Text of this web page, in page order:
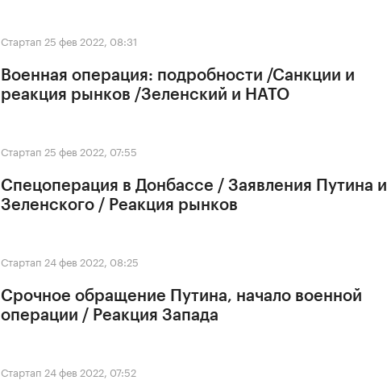
Стартап 25 фев 2022, 08:31
Военная операция: подробности /Санкции и
реакция рынков /Зеленский и НАТО
Стартап 25 фев 2022, 07:55
Спецоперация в Донбассе / Заявления Путина и
Зеленского / Реакция рынков
Стартап 24 фев 2022, 08:25
Срочное обращение Путина, начало военной
операции / Реакция Запада
Стартап 24 фев 2022, 07:52